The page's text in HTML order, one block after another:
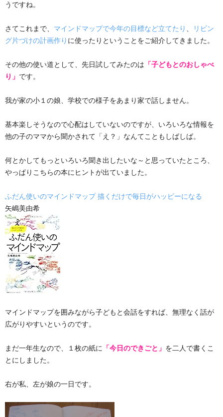
うですね。
さてこれまで、 マインドマップで今年の目標など立てたり
リビン
グ片づけの計画作り に使ったりということをご紹介してきました。
その他の使い道として、先日試してみたのは 「子どもとのおしゃべ
り」 です。
我が家の小１の娘、学校での様子をあまり家で話しません。
基本楽しそうなので心配はしていないのですが、いろいろな情報を
他の子のママから聞かされて「え？」なんてこともしばしば。
何とかしてもっといろいろ聞き出したいな～と思っていたところ、
やっぱりこちらの本にヒントが出ていました。
ふだん使いのマインドマップ 描くだけで毎日がハッピーになる
矢嶋美由希
マインドマップを囲みながら子どもと会話をすれば、無理なく話が
広がりやすいというのです。
まだ一年生なので、１枚の紙に 「今日のできごと」 を二人で書くこ
とにしました。
右が私、左が娘の一日です。